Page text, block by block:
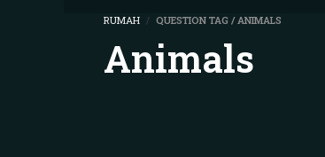
RUMAH QUESTION TAG / ANIMALS
Animals